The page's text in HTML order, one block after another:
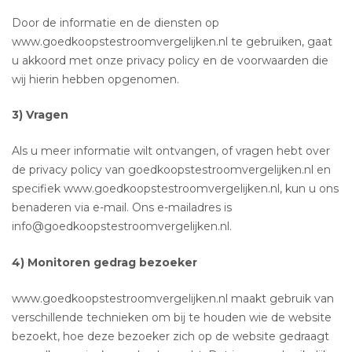
Door de informatie en de diensten op
www.goedkoopstestroomvergelijken.nl te gebruiken, gaat
u akkoord met onze privacy policy en de voorwaarden die
wij hierin hebben opgenomen.
3) Vragen
Als u meer informatie wilt ontvangen, of vragen hebt over
de privacy policy van goedkoopstestroomvergelijken.nl en
specifiek www.goedkoopstestroomvergelijken.nl, kun u ons
benaderen via e-mail. Ons e-mailadres is
info@goedkoopstestroomvergelijken.nl.
4) Monitoren gedrag bezoeker
www.goedkoopstestroomvergelijken.nl maakt gebruik van
verschillende technieken om bij te houden wie de website
bezoekt, hoe deze bezoeker zich op de website gedraagt